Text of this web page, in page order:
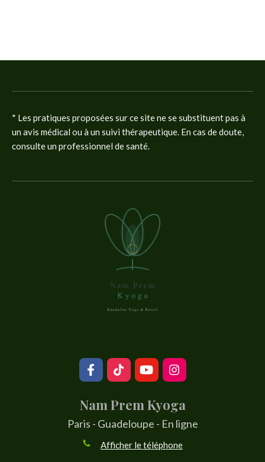
* Les pratiques proposées sur ce site ne se substituent pas à
un avis médical ou à un suivi thérapeutique. En cas de doute,
consulte un professionnel de santé.
Nam Prem Kyoga
Paris - Guadeloupe - En ligne
Afficher le téléphone